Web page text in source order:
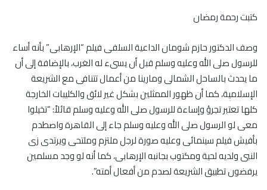
كتبت رحمة رمضان
وصف الدكتور حازم شومان الداعية السلفى فيلم “الإرهابى” بأنه أساء
للرسول صلى الله وعليه وسلم قبل أن يسىء له الغرب، بالإضافة إلى أن
ما يحدث بالساحل الشمالى ومارينا من أعمال تتنافى مع الشريعة
الإسلامية، كما أن ظهور الممثلين بشكل غير لائق والكليبات الخارجة
كلها تعتبر تجرؤ وإساءة للرسول صلى الله وعليه وسلم قائلاً: “تخيلوا
معى لو الرسول صلى الله وعليه وسلم جاء إلى القاهرة واصطدم
بأفيش فيلم سينمائى وعليه صورة لرجل ملتزم وملتحى ويرتدى زى
النبى ولديه لحية ومكتوب بجانبه الإرهابى، كما أنه لو وجد مسلمين
يرفضون تطبيق الشريعة لصدم من أفعال أمته”.